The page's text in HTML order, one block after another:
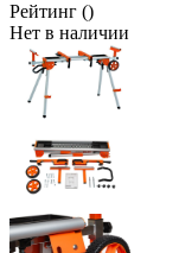
Рейтинг ()
Нет в наличии